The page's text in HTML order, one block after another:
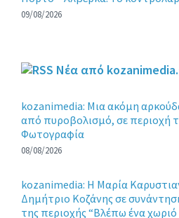
09/08/2026
Νέα από
kozanimedia: Μια ακόμη
από πυροβολισμό, σε περιοχή
Φωτογραφία
08/08/2026
kozanimedia: Η Μαρία
Δημήτριο Κοζάνης σε
της περιοχής “Βλέπω ένα